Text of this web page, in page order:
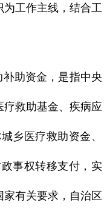
工作主线，结合工
助资金，是指中央
救助基金、疾病应
乡医疗救助资金、
事权转移支付，实
家有关要求，自治区